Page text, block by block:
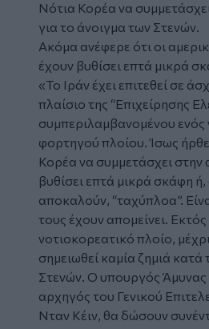
Νότια Κορέα να
για το άνοιγμα των Στενών.
Ακόμα ανέφερε ότι οι
έχουν βυθίσει επτά μικρά
«Το Ιράν έχει επιτεθεί σε
πλαίσιο της “Επιχείρησης
συμπεριλαμβανομένου ενός
φορτηγού πλοίου. Ίσως
Κορέα να συμμετάσχει
βυθίσει επτά μικρά σκάφη
αποκαλούν, “ταχύπλοα”.
τους έχουν απομείνει.
νοτιοκορεατικό πλοίο,
σημειωθεί καμία ζημιά κατά
Στενών. Ο υπουργός Άμυνας
αρχηγός του Γενικού
Νταν Κέιν, θα δώσουν